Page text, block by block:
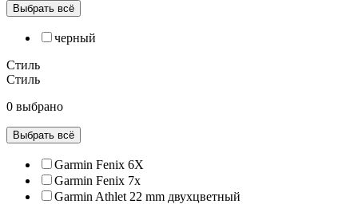
Выбрать всё
черный
Стиль
Стиль
0 выбрано
Выбрать всё
Garmin Fenix 6X
Garmin Fenix 7x
Garmin Athlet 22 mm двухцветный